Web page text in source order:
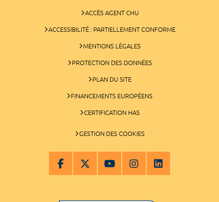
ACCÈS AGENT CHU
ACCESSIBILITÉ : PARTIELLEMENT CONFORME
MENTIONS LÉGALES
PROTECTION DES DONNÉES
PLAN DU SITE
FINANCEMENTS EUROPÉENS
CERTIFICATION HAS
GESTION DES COOKIES